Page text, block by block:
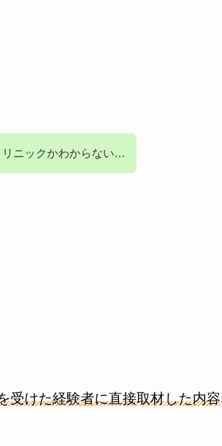
リニックかわからない…
受けた経験者に直接取材した内容